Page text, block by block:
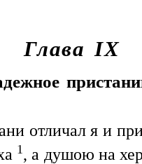
Глава IX
отличал я и
1 , а душою на